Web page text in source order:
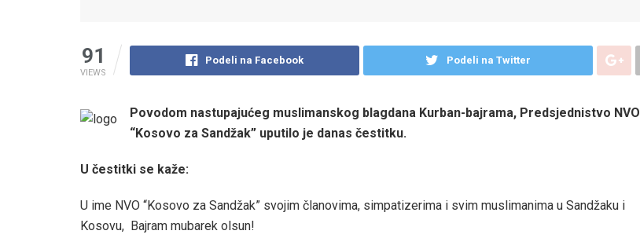
91
VIEWS
Podeli na Facebook Podeli na Twitter
Povodom nastupajućeg muslimanskog blagdana Kurban-bajrama, Predsjednistvo NVO
“Kosovo za Sandžak” uputilo je danas čestitku.
U čestitki se kaže:
U ime NVO “Kosovo za Sandžak” svojim članovima, simpatizerima i svim muslimanima u Sandžaku i
Kosovu, Bajram mubarek olsun!